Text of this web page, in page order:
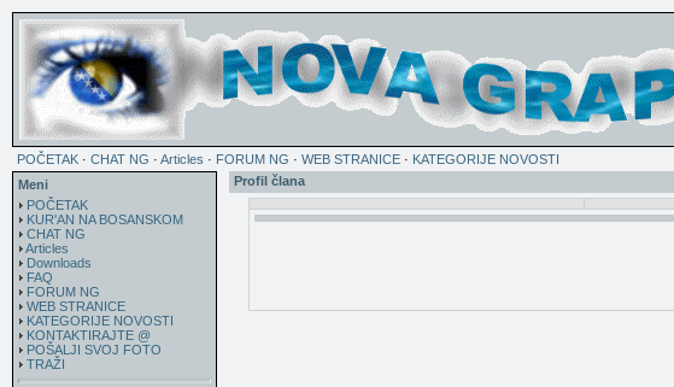
POČETAK · CHAT NG · Articles · FORUM NG · WEB STRANICE · KATEGORIJE NOVOSTI
Meni
POČETAK
KUR'AN NA BOSANSKOM
CHAT NG
Articles
Downloads
FAQ
FORUM NG
WEB STRANICE
KATEGORIJE NOVOSTI
KONTAKTIRAJTE @
POŠALJI SVOJ FOTO
TRAŽI
Profil člana